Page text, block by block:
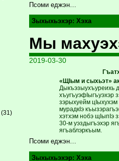
(31)
Псоми еджэн…
Зыхыхьэхэр: Хэха
Мы
2019-03-30
«ЩIым и сыхьэт»
Дыкъэзыухъуреихь
хъугъуэфIыгъуэхэр
зэрыхуейм цIыхухэм
мурадкIэ
хэтхэм нобэ щIыпIэ
30-м уэздыгъэхэр
ягъаблэркъым.
Псоми еджэн…
Зыхыхьэхэр: Хэха